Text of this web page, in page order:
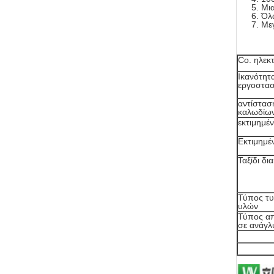
Co.
Ταξίδι
Τύπος
υλών
Τύπος
σε